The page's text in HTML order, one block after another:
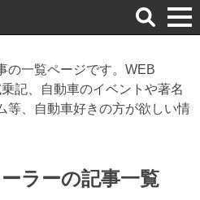
検
索
の一覧ページです。WEB
記、自動車のイベントや著名
等、自動車好きの方が欲しい情
ラーの記事一覧